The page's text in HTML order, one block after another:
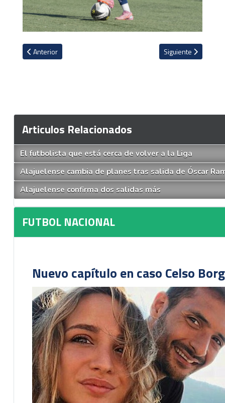
Artículo anterior: Las palabras de Erick Lonis ante rumores sobre
Anterior Artículo siguiente:
Siguiente
Articulos Relacionados
El futbolista que está cerca de volver a la Liga
Alajuelense cambia de planes tras salida de Óscar
Alajuelense confirma dos salidas más
FUTBOL NACIONAL
Nuevo capítulo en caso Celso